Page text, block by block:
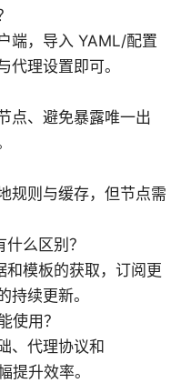
端，导入 YAML/配置
代理设置即可。
点、避免暴露唯一出
规则与缓存，但节点需
么区别？
模板的获取，订阅更
持续更新。
使用？
、代理协议和
提升效率。